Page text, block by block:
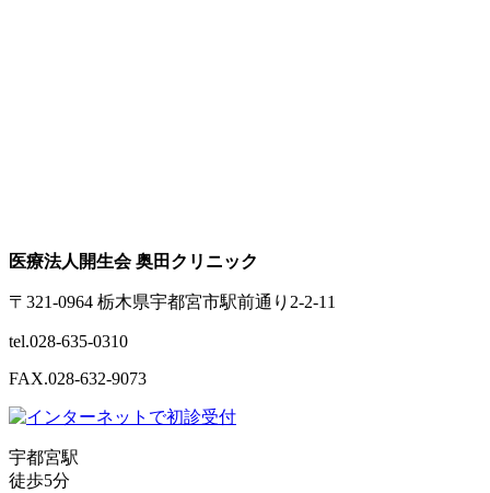
医療法人開生会 奥田クリニック
〒321-0964 栃木県宇都宮市駅前通り2-2-11
tel.028-635-0310
FAX.028-632-9073
宇都宮駅
徒歩5分